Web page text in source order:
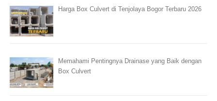
Harga Box Culvert di Tenjolaya Bogor Terbaru 2026
Memahami Pentingnya Drainase yang Baik dengan
Box Culvert